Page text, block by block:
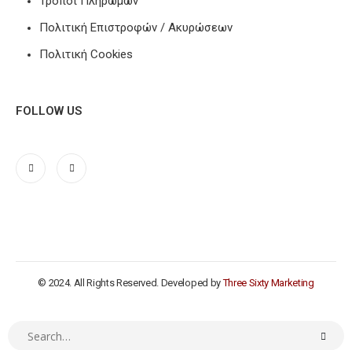
Πολιτική Επιστροφών / Ακυρώσεων
Πολιτική Cookies
FOLLOW US
© 2024. All Rights Reserved. Developed byThree Sixty Marketing